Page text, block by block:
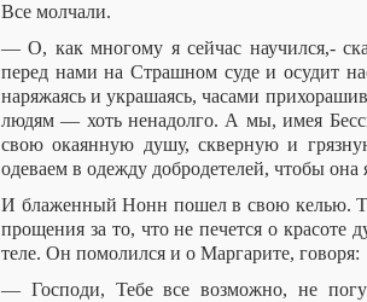
Все молчали.
— О, как многому я сейчас научился,-
перед нами на Страшном суде и осудит
наряжаясь и украшаясь, часами
людям — хоть ненадолго. А мы, имея
свою окаянную душу, скверную и
одеваем в одежду добродетелей, чтобы
И блаженный Нонн пошел в свою келью.
прощения за то, что не печется о красоте
теле. Он помолился и о Маргарите, говоря:
— Господи, Тебе все возможно, не